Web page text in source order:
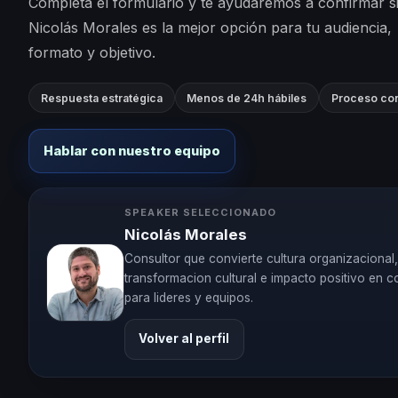
Nicolás Morales es la mejor opción para tu audiencia,
formato y objetivo.
Respuesta estratégica Menos de 24h hábiles Proceso
Hablar con nuestro equipo
SPEAKER SELECCIONADO
Nicolás Morales
Consultor que convierte cultura organizacional,
transformacion cultural e impacto positivo en
para lideres y equipos.
Volver al perfil